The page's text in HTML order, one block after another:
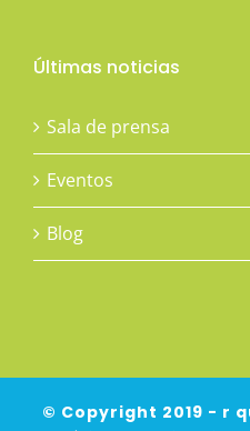
Últimas noticias
Sala de prensa
Eventos
Blog
© Copyright 2019 - r